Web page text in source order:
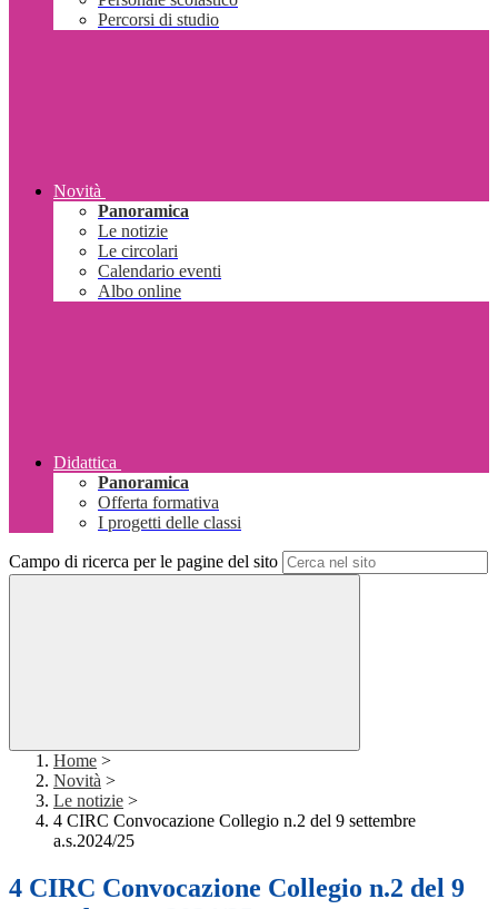
Percorsi di studio
Novità
Panoramica
Le notizie
Le circolari
Calendario eventi
Albo online
Didattica
Panoramica
Offerta formativa
I progetti delle classi
Campo di ricerca per le pagine del sito
Home >
Novità >
Le notizie >
4 CIRC Convocazione Collegio n.2 del 9 settembre
a.s.2024/25
4 CIRC Convocazione Collegio n.2 del 9